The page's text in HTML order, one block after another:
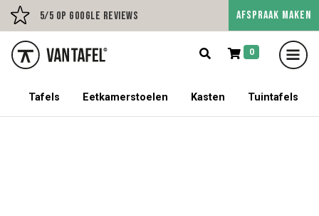
5/5 op Google Reviews Persoonlijk advies op
AFSPRAAK MAKEN
0
5% korting op een tafel met stoelen!
Tafels Eetkamerstoelen Kasten Tuintafels